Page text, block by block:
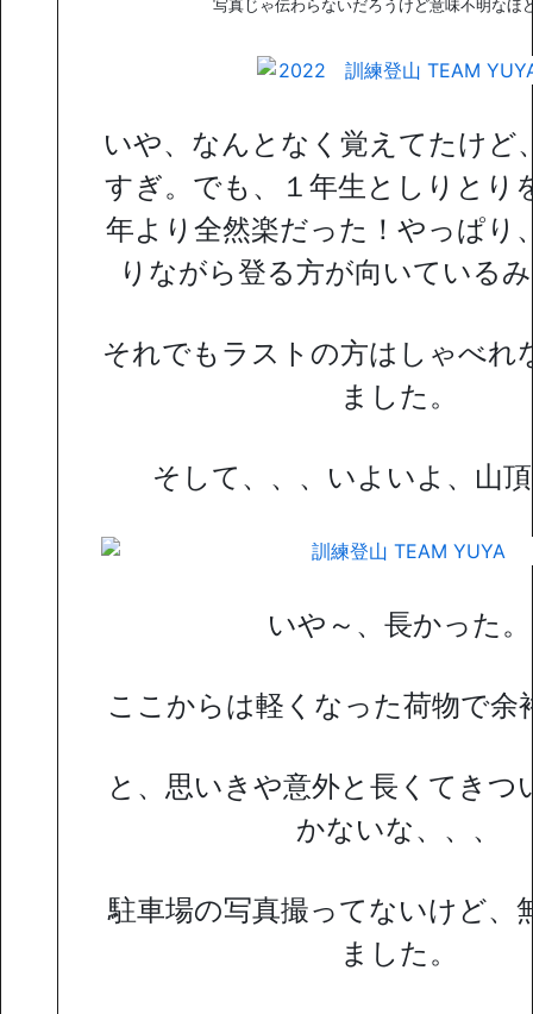
写真じゃ伝わらないだろうけど意味不明なほ
いや、なんとなく覚えてたけど
すぎ。でも、１年生としりとり
年より全然楽だった！やっぱり
りながら登る方が向いている
それでもラストの方はしゃべれ
ました。
そして、、、いよいよ、山
いや～、長かった。
ここからは軽くなった荷物で余
と、思いきや意外と長くてきつ
かないな、、、
駐車場の写真撮ってないけど、
ました。